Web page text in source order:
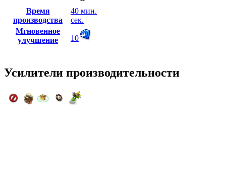
Время
производства
40 мин.
сек.
Мгновенное
улучшение
10
Усилители производительности